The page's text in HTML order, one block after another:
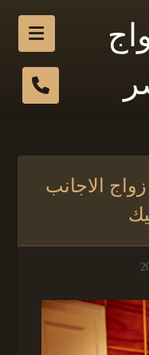
الاجانب